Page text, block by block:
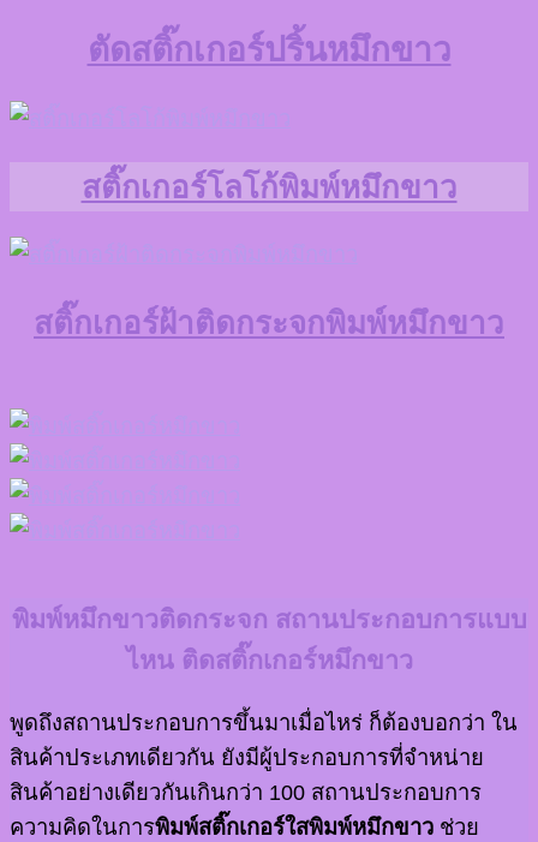
ตัดสติ๊กเกอร์ปริ้นหมึกขาว
สติ๊กเกอร์โลโก้พิมพ์หมึกขาว
สติ๊กเกอร์ฝ้าติดกระจกพิมพ์หมึกขาว
พิมพ์หมึกขาวติดกระจก สถานประกอบการแบบ
ไหน ติดสติ๊กเกอร์หมึกขาว
พูดถึงสถานประกอบการขึ้นมาเมื่อไหร่ ก็ต้องบอกว่า ใน
สินค้าประเภทเดียวกัน ยังมีผู้ประกอบการที่จำหน่าย
สินค้าอย่างเดียวกันเกินกว่า 100 สถานประกอบการ
ความคิดในการพิมพ์สติ๊กเกอร์ใสพิมพ์หมึกขาว ช่วย